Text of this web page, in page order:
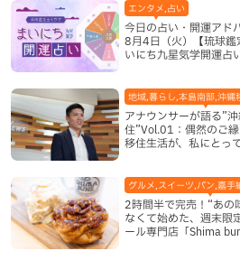
今日の占い・開運アド
8月4日（火）【琉球鑑
いにち九星気学開運占い
エンタメ,占い
アナウンサーが語る”
住”Vol.01：偶然のご
移住生活が、私にとっ
地域,暮らし,本島南部,沖縄
2時間半で完売！“あの
なくて始めた、週末限
ール専門店「Shima
グルメ,スイーツ,パン,嘉手